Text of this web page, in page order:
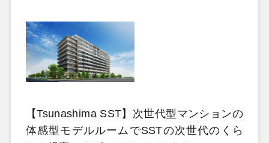
【Tsunashima SST】次世代型マンションの
体感型モデルルームでSSTの次世代のくら